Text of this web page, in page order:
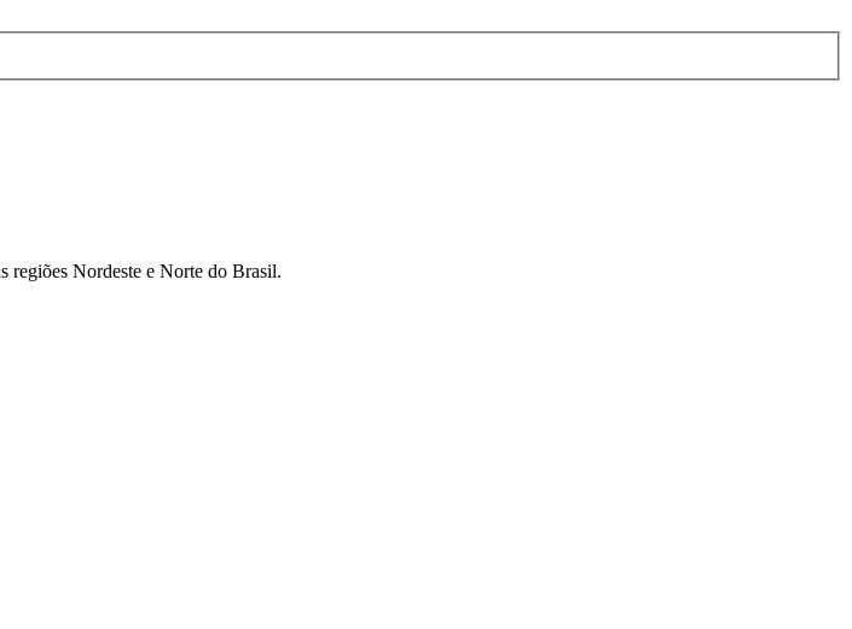
regiões Nordeste e Norte do Brasil.